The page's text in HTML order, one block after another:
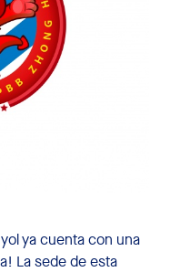
ya cuenta con una
La sede de esta